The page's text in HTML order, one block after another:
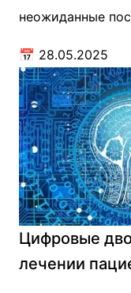
неожиданные
📅 28.05.2025
Цифровые
лечении